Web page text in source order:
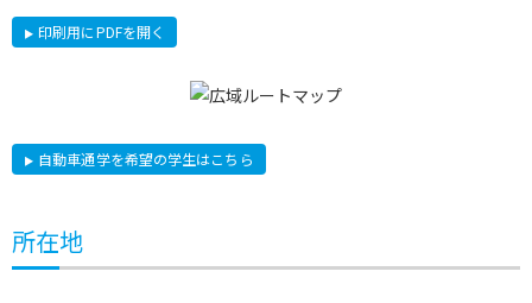
印刷用にPDFを開く
自動車通学を希望の学生はこちら
所在地